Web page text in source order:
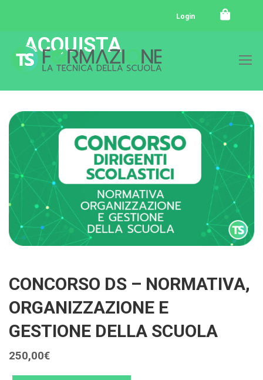
Login
ACQUISTA
CONCORSO DS – NORMATIVA,
ORGANIZZAZIONE E
GESTIONE DELLA SCUOLA
250,00€